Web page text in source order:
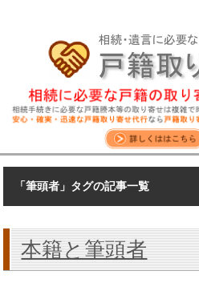
「筆頭者」タグの記事一覧
本籍と筆頭者